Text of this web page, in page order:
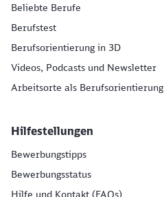
Beliebte Berufe
Berufstest
Berufsorientierung in 3D
Videos, Podcasts und Newsletter
Arbeitsorte als Berufsorientierung
Hilfestellungen
Bewerbungstipps
Bewerbungsstatus
Hilfe und Kontakt (FAQs)